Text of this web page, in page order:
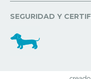
SEGURIDAD Y